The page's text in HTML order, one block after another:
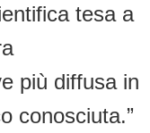
tesa a
più diffusa in
conosciuta.”